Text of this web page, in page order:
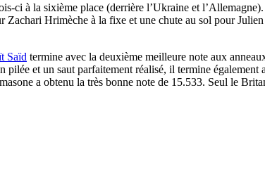
ci à la sixième place (derrière l’Ukraine et
Hrimèche à la fixe et une chute au sol pour
Saïd termine avec la deuxième meilleure note aux
et un saut parfaitement réalisé, il termine
a obtenu la très bonne note de 15.533. Seul le